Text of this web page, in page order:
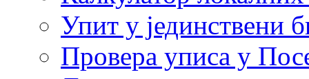
Упит у јединствени
Провера уписа у